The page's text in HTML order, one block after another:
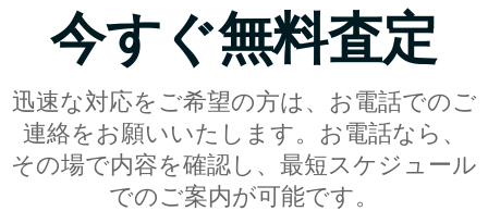
今すぐ無料査定
迅速な対応をご希望の方は、お電話でのご
連絡をお願いいたします。お電話なら、
その場で内容を確認し、最短スケジュール
でのご案内が可能です。